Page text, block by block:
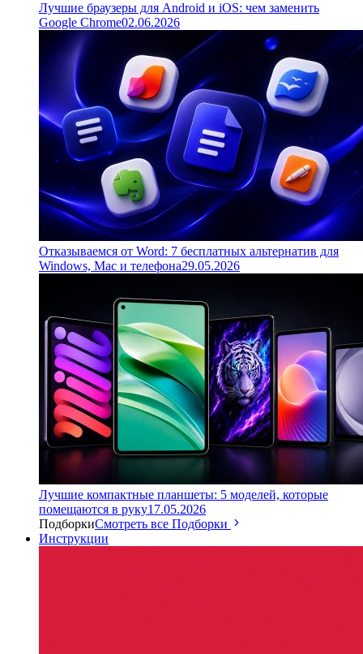
Лучшие браузеры для Android и iOS: чем заменить
Google Chrome02.06.2026
Отказываемся от Word: 7 бесплатных альтернатив для
Windows, Mac и телефона29.05.2026
Лучшие компактные планшеты: 5 моделей, которые
помещаются в руку17.05.2026
ПодборкиСмотреть все Подборки
Инструкции